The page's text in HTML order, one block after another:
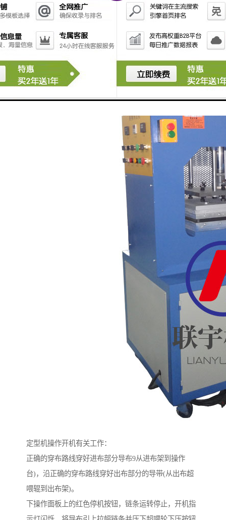
尺寸热稳定性则随着门幅拉伸程度的而降低。
定型机操作开机有关工作：
正确的穿布路线穿好进布部分导布9从进布架到操作
台)，沿正确的穿布路线穿好出布部分的导带(从出布超
喂辊到出布架)。
下操作面板上的红色停机按钮，链条运转停止，开机指